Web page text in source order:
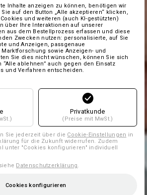
Inhalte anzeigen zu können, benötigen wir
auf den Button „Alle akzeptieren“ klicken,
und weiteren (auch KI-gestützten)
über Ihre Interaktionen auf unserer
aus dem Bestellprozess erfassen und diese
Zwecken nutzen: personalisierte, auf Sie
und Anzeigen, passgenaue
sowie Anzeigen- und
Sie dies nicht wünschen, können Sie sich
ablehnen” auch gegen den Einsatz
und Verfahren entscheiden.
Privatkunde
(Preise mit MwSt.)
Sie jederzeit über die Cookie-Einstellungen in
für die Zukunft widerrufen. Zudem
unter "Cookies konfigurieren" individuell
Datenschutzerklärung.
Cookies konfigurieren